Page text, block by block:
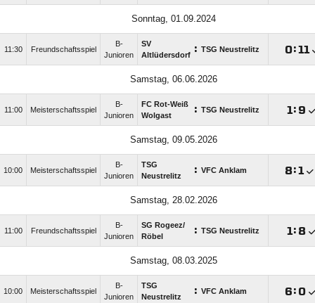
Sonntag, 01.09.2024
11:30 Freundschaftsspiel
B-
Junioren
SV
Altlüdersdorf : TSG Neustrelitz :
Samstag, 06.06.2026
11:00 Meisterschaftsspiel
B-
Junioren
FC Rot-Weiß
Wolgast
: TSG Neustrelitz : 
Samstag, 09.05.2026
10:00 Meisterschaftsspiel
B-
Junioren
TSG
Neustrelitz
: VFC Anklam :
Samstag, 28.02.2026
11:00 Freundschaftsspiel
B-
Junioren
SG Rogeez/​
Röbel
: TSG Neustrelitz : 
Samstag, 08.03.2025
10:00 Meisterschaftsspiel
B-
Junioren
TSG
Neustrelitz
: VFC Anklam : 